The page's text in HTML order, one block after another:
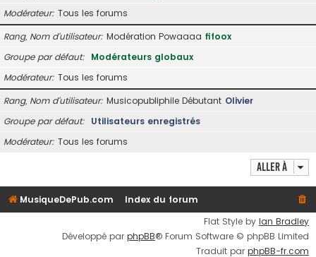
Modérateur Tous les forums
Rang, Nom d’utilisateur Modération Powaaaa fifoox
Groupe par défaut
Modérateurs globaux
Modérateur Tous les forums
Rang, Nom d’utilisateur Musicopubliphile Débutant Olivier
Groupe par défaut
Utilisateurs enregistrés
Modérateur Tous les forums
Aller à
MusiqueDePub.com
Index du forum
Flat Style by Ian Bradley
Développé par phpBB® Forum Software © phpBB Limited
Traduit par phpBB-fr.com